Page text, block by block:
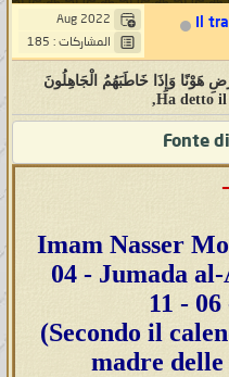
Il
Aug 2022
المشاركات : 185
هَوْنًا وَإِذَا خَاطَبَهُمُ الْجَاهِلُونَ
Fonte
Imam Nasser
04 - Jumada
11 -
(Secondo il
madre